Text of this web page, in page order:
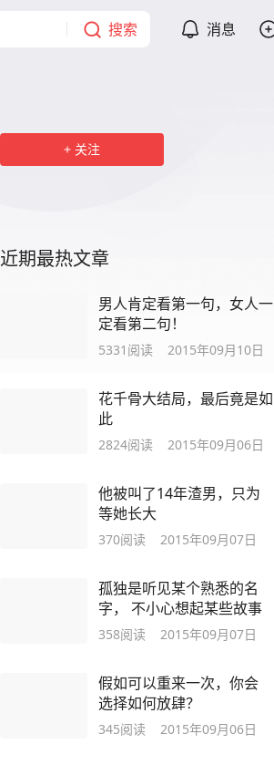
搜索 消息
关注
近期最热文章
男人肯定看第一句，女人一
定看第二句！
5331 阅读 2015年09月10日
花千骨大结局，最后竟是如
此
2824阅读 2015年09月06日
他被叫了14年渣男，只为
等她长大
370阅读 2015年09月07日
孤独是听见某个熟悉的名
字， 不小心想起某些故事
358阅读 2015年09月07日
假如可以重来一次，你会
选择如何放肆？
345阅读 2015年09月06日